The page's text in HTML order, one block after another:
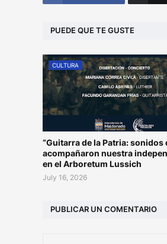
PUEDE QUE TE GUSTE
CULTURA
“Guitarra de la Patria: sonidos
acompañaron nuestra
en el Arboretum Lussich
July 16, 2026
PUBLICAR UN COMENTARIO